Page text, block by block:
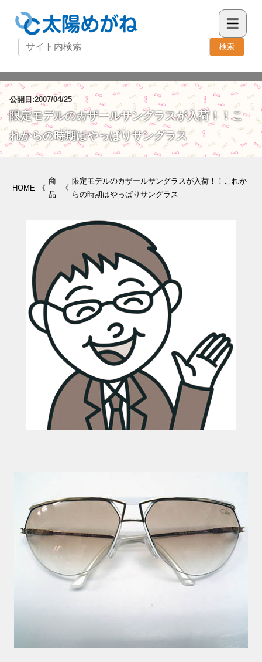
検索
公開日:2007/04/25
限定モデルのカザールサングラスが入荷！！こ
れからの時期はやっぱりサングラス
HOME 《
商
品
《
限定モデルのカザールサングラスが入荷！！これか
らの時期はやっぱりサングラス